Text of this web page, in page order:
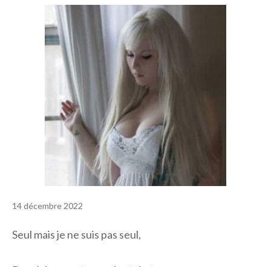
14 décembre 2022
Seul mais je ne suis pas seul,